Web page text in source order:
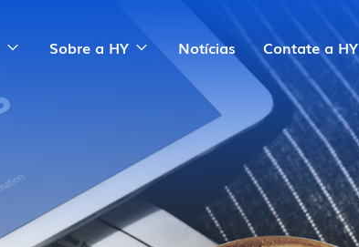
Sobre a HY Notícias Contate a HY